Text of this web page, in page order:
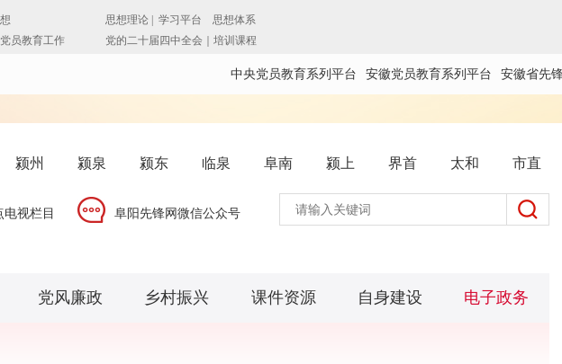
中央党员教育系列平台 安徽党员教育系列平台 安徽省先
颍州 颍泉 颍东 临泉 阜南 颍上 界首 太和 市直
电视栏目 阜阳先锋网微信公众号
党风廉政 乡村振兴 课件资源 自身建设 电子政务